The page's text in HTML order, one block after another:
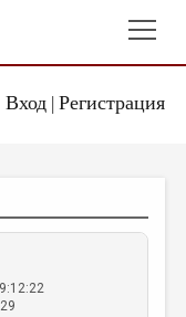
Вход| Регистрация